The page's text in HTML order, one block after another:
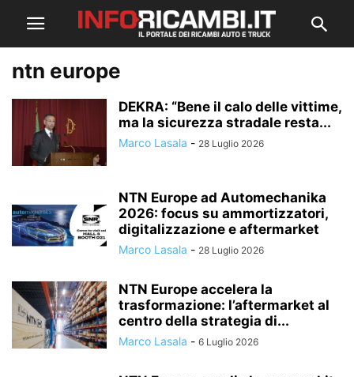
ntn europe
DEKRA: “Bene il calo delle vittime,
ma la sicurezza stradale resta...
Marco Lasala - 28 Luglio 2026
NTN Europe ad Automechanika
2026: focus su ammortizzatori,
digitalizzazione e aftermarket
Marco Lasala - 28 Luglio 2026
NTN Europe accelera la
trasformazione: l’aftermarket al
centro della strategia di...
Marco Lasala - 6 Luglio 2026